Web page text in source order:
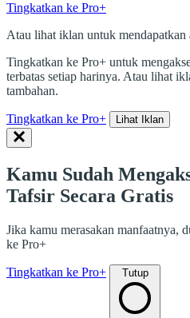
Tingkatkan ke Pro+
Atau lihat iklan untuk mendapatkan
Tingkatkan ke Pro+ untuk
terbatas setiap harinya. Atau lihat
tambahan.
Tingkatkan ke Pro+ Lihat Iklan
Kamu Sudah
Tafsir Secara Gratis
Jika kamu merasakan manfaatnya,
ke Pro+
Tingkatkan ke Pro+ Tutup